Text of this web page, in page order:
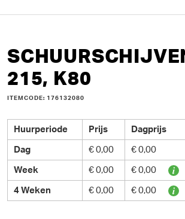
215, K80
ITEMCODE: 176132080
Huurperiode Prijs Dagprijs
Dag € 0,00 € 0,00
Week € 0,00 € 0,00
4 Weken € 0,00 € 0,00